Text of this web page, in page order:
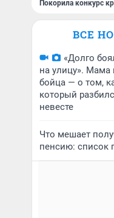
Покорила конкурс
ВСЕ
«Долго
на улицу». Мама
бойца — о том,
который
невесте
Что мешает
пенсию: список